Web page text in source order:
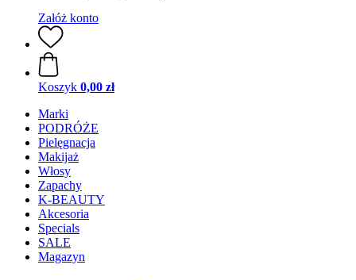
Załóż konto
Koszyk 0,00 zł
Marki
PODRÓŻE
Pielęgnacja
Makijaż
Włosy
Zapachy
K-BEAUTY
Akcesoria
Specials
SALE
Magazyn